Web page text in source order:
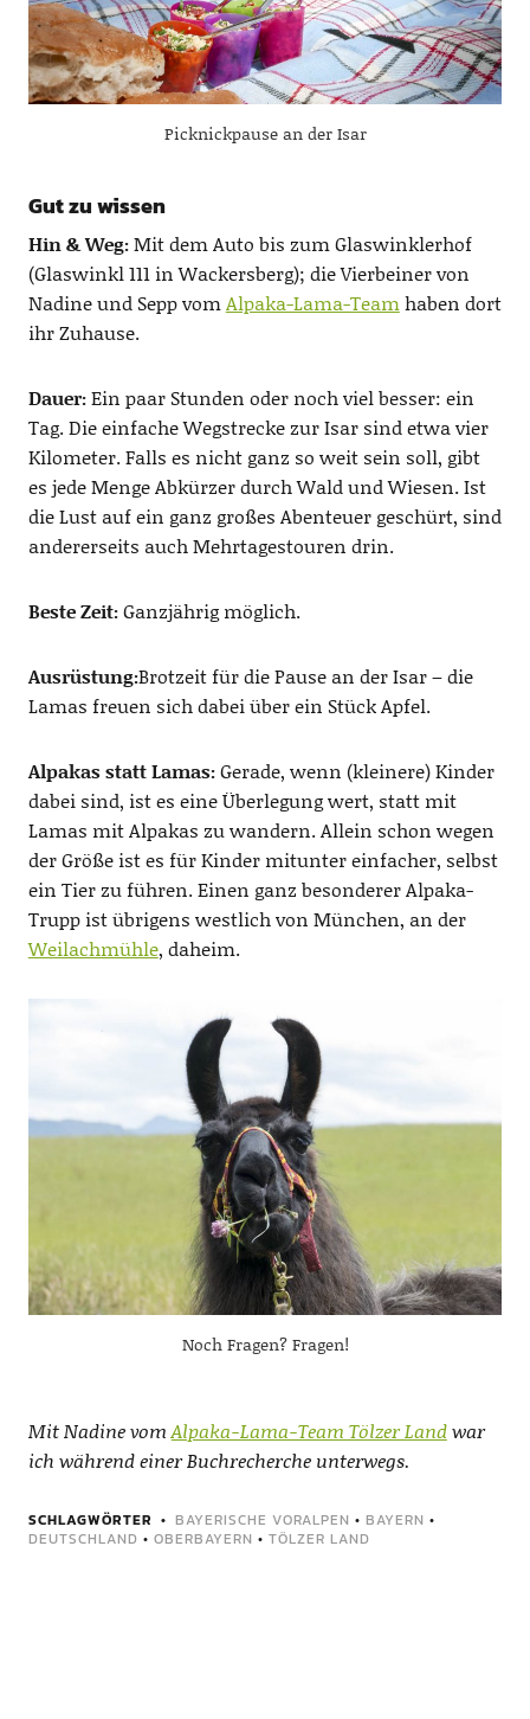
Picknickpause an der Isar
Gut zu wissen
Hin & Weg:Mit dem Auto bis zum Glaswinklerhof
(Glaswinkl 111 in Wackersberg); die Vierbeiner von
Nadine und Sepp vomAlpaka-Lama-Teamhaben dort
ihr Zuhause.
Dauer:Ein paar Stunden oder noch viel besser: ein
Tag. Die einfache Wegstrecke zur Isar sind etwa vier
Kilometer. Falls es nicht ganz so weit sein soll, gibt
es jede Menge Abkürzer durch Wald und Wiesen. Ist
die Lust auf ein ganz großes Abenteuer geschürt, sind
andererseits auch Mehrtagestouren drin.
Beste Zeit:Ganzjährig möglich.
Ausrüstung:Brotzeit für die Pause an der Isar – die
Lamas freuen sich dabei über ein Stück Apfel.
Alpakas statt Lamas:Gerade, wenn (kleinere) Kinder
dabei sind, ist es eine Überlegung wert, statt mit
Lamas mit Alpakas zu wandern. Allein schon wegen
der Größe ist es für Kinder mitunter einfacher, selbst
ein Tier zu führen. Einen ganz besonderer Alpaka-
Trupp ist übrigens westlich von München, an der
Weilachmühle, daheim.
Noch Fragen? Fragen!
Mit Nadine vomAlpaka-Lama-Team Tölzer Landwar
ich während einer Buchrecherche unterwegs.
SCHLAGWÖRTER BAYERISCHE VORALPEN • BAYERN •
DEUTSCHLAND • OBERBAYERN • TÖLZER LAND